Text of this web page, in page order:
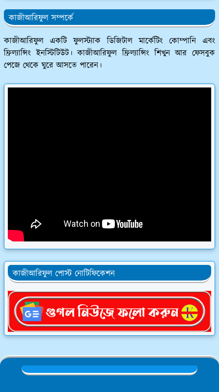
কাজীআরিফুল সম্পর্কে
কাজীআরিফুল একটি ফুলস্ট্যাক ডিজিটাল মার্কেটিং কোম্পানি এবং
ফ্রিল্যান্সিং ইনস্টিটিউট। কাজীআরিফুল ফ্রিল্যান্সিং শিখুন আর ফেসবুক
পেজে থেকে ঘুরে আসতে পারেন।
কাজীআরিফুল পোস্ট নোটিফিকেশন